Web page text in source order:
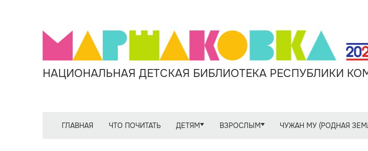
НАЦИОНАЛЬНАЯ ДЕТСКАЯ БИБЛИОТЕКА РЕСПУБЛИКИ
ГЛАВНАЯ ЧТО ПОЧИТАТЬ ДЕТЯМ ВЗРОСЛЫМ ЧУЖАН МУ (РОДНАЯ